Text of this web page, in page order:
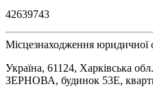
42639743
Місцезнаходження юридичної
Україна, 61124, Харківська
ЗЕРНОВА, будинок 53Е,